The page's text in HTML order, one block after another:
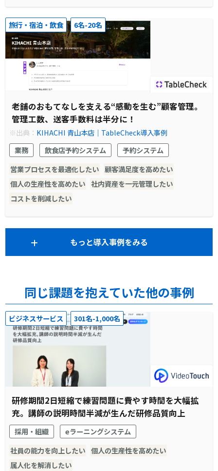
旅行・宿泊・飲食 6名-20名
老舗のおもてなしを支える“感動を生む”顧客管理。
管理工数、送客手数料は半分に！
※出典： KIHACHI 青山本店｜TableCheck導入事例
業務
飲食店予約システム
予約システム
営業プロセスを最適化したい 顧客満足度を高めたい
個人の生産性を高めたい 社内資産を一元管理したい
コストを削減したい
もっと導入事例をみる
同じ課題を抱えていた他の事例
ビジネスサービス 301名-1,000名
研修期間2日短縮で練習問題に費やす時間を大幅拡
充。講師の説明時間半減が生んだ研修品質向上
採用・組織
eラーニングシステム
社員の能力を向上したい 個人の生産性を高めたい
属人化を解消したい